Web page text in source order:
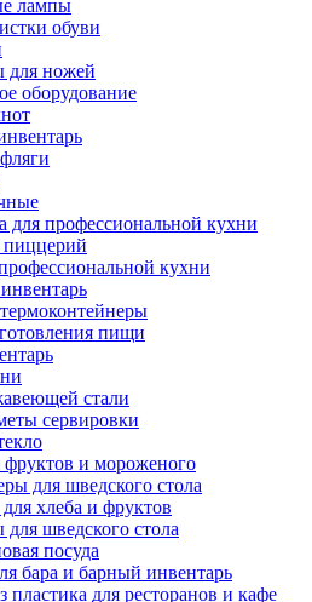
лампы
обуви
для ножей
оборудование
для профессиональной кухни
пиццерий
кухни
пищи
стали
сервировки
фруктов и мороженого
для шведского стола
хлеба и фруктов
шведского стола
посуда
бара и барный инвентарь
пластика для ресторанов и кафе